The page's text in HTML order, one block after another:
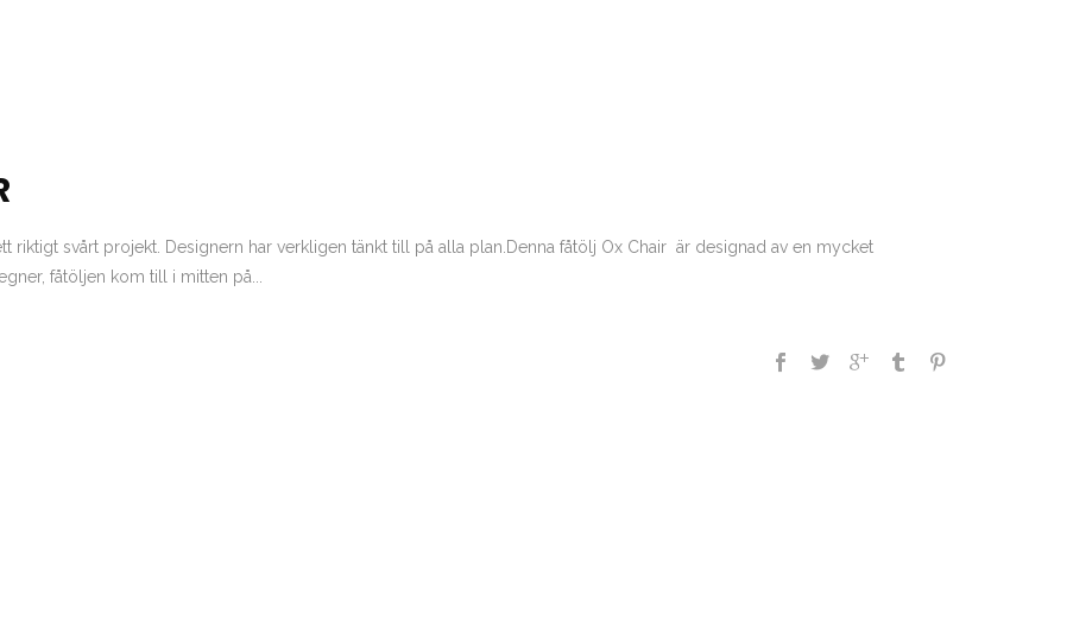
riktigt svårt projekt. Designern har verkligen tänkt till på alla plan.Denna fåtölj Ox Chair är designad av en mycket
fåtöljen kom till i mitten på...